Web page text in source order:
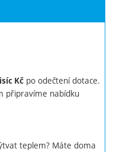
Kč po odečtení dotace.
připravíme nabídku
teplem? Máte doma